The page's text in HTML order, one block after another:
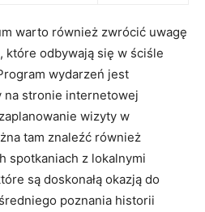
warto również⁤ zwrócić uwagę​
które odbywają się w ściśle
wydarzeń jest
na stronie ⁢internetowej⁤
‍wizyty w
tam znaleźć ‍również
spotkaniach z lokalnymi
‌są doskonałą okazją do‍
poznania historii⁣